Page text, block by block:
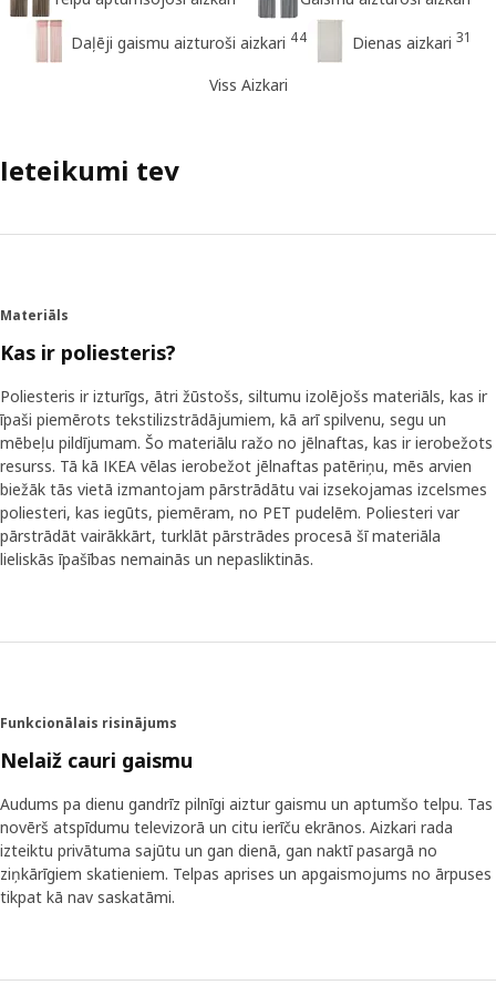
Daļēji gaismu aizturoši aizkari 44 Dienas aizkari 31
Viss Aizkari
Ieteikumi tev
Materiāls
Kas ir poliesteris?
Poliesteris ir izturīgs, ātri žūstošs, siltumu izolējošs materiāls, kas ir
īpaši piemērots tekstilizstrādājumiem, kā arī spilvenu, segu un
mēbeļu pildījumam. Šo materiālu ražo no jēlnaftas, kas ir ierobežots
resurss. Tā kā IKEA vēlas ierobežot jēlnaftas patēriņu, mēs arvien
biežāk tās vietā izmantojam pārstrādātu vai izsekojamas izcelsmes
poliesteri, kas iegūts, piemēram, no PET pudelēm. Poliesteri var
pārstrādāt vairākkārt, turklāt pārstrādes procesā šī materiāla
lieliskās īpašības nemainās un nepasliktinās.
Funkcionālais risinājums
Nelaiž cauri gaismu
Audums pa dienu gandrīz pilnīgi aiztur gaismu un aptumšo telpu. Tas
novērš atspīdumu televizorā un citu ierīču ekrānos. Aizkari rada
izteiktu privātuma sajūtu un gan dienā, gan naktī pasargā no
ziņkārīgiem skatieniem. Telpas aprises un apgaismojums no ārpuses
tikpat kā nav saskatāmi.